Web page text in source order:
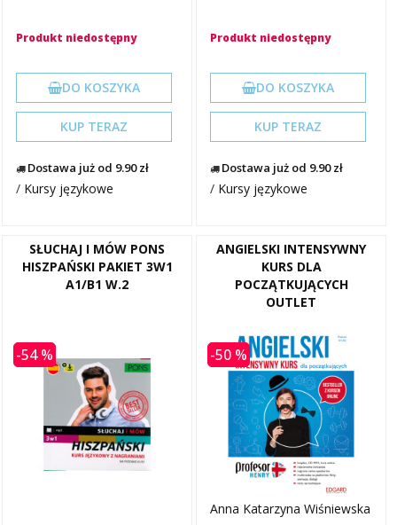
Produkt niedostępny
DO KOSZYKA
KUP TERAZ
Dostawa już od 9.90 zł
/ Kursy językowe
Produkt niedostępny
DO KOSZYKA
KUP TERAZ
Dostawa już od 9.90 zł
/ Kursy językowe
SŁUCHAJ I MÓW PONS
HISZPAŃSKI PAKIET 3W1
A1/B1 W.2
-54 %
ANGIELSKI INTENSYWNY
KURS DLA
POCZĄTKUJĄCYCH
OUTLET
-50 %
Anna Katarzyna Wiśniewska